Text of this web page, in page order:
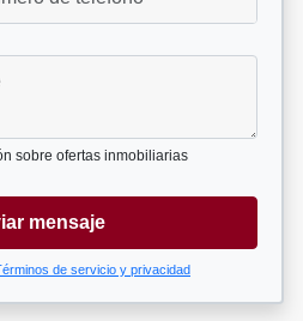
sobre ofertas inmobiliarias
mensaje
de servicio y privacidad